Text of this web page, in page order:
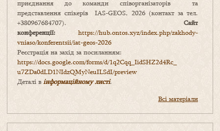
приєднання до команди співорганізаторів та
представлення спікерів IAS-GEOS, 2026 (контакт за тел.
+380967684707). Сайт
конференції: https://hub.ontos.xyz/index.php/zakhody-
vniaso/konferentsii/iat-geos-2026
Реєстрація на захід за посиланням:
https://docs.google.com/forms/d/1q2Cqq_IidSHZ2d4Rc_
u7ZDa0dLD1NIdzQMyNeuILSdI/preview
Деталі в інформаційному листі.
Всі матеріали